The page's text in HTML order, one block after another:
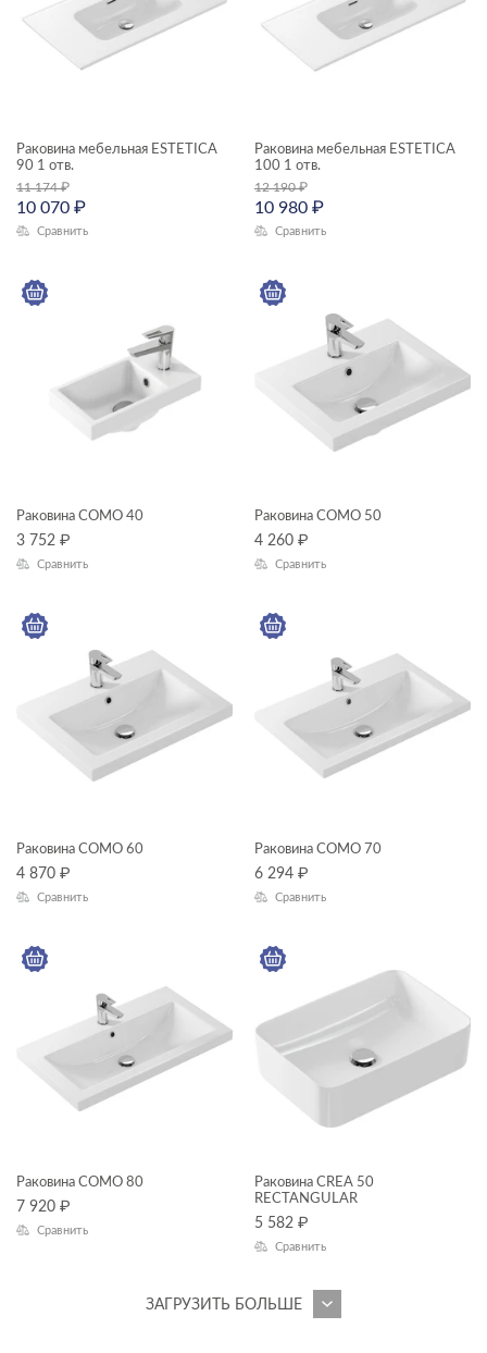
Раковина мебельная ESTETICA
90 1 отв.
11 174₽
10 070 ₽
Сравнить
Раковина мебельная ESTETICA
100 1 отв.
12 190₽
10 980 ₽
Сравнить
Раковина COMO 40
3 752 ₽
Сравнить
Раковина COMO 50
4 260 ₽
Сравнить
Раковина COMO 60
4 870 ₽
Сравнить
Раковина COMO 70
6 294 ₽
Сравнить
Раковина COMO 80
7 920 ₽
Сравнить
Раковина CREA 50
RECTANGULAR
5 582 ₽
Сравнить
ЗАГРУЗИТЬ БОЛЬШЕ